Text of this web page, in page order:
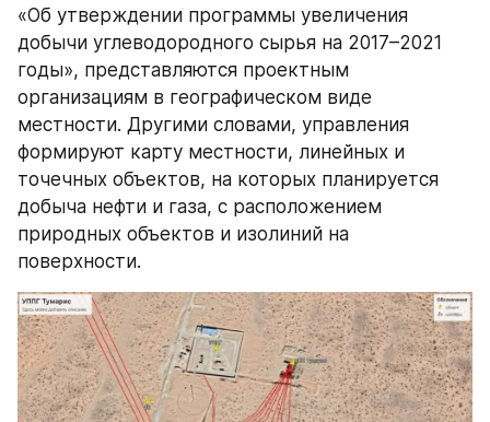
«Об утверждении программы увеличения
добычи углеводородного сырья на 2017–2021
годы», представляются проектным
организациям в географическом виде
местности. Другими словами, управления
формируют карту местности, линейных и
точечных объектов, на которых планируется
добыча нефти и газа, с расположением
природных объектов и изолиний на
поверхности.